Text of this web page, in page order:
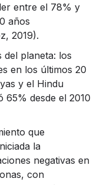
entre el 78% y
años
2019).
planeta: los
en los últimos 20
y el Hindu
65% desde el 2010
que
la
negativas en
con